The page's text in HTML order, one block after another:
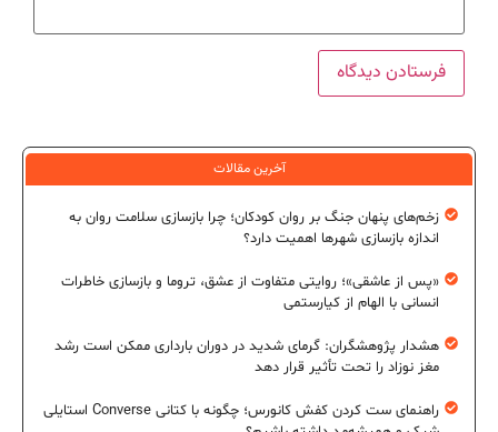
آخرین مقالات
زخم‌های پنهان جنگ بر روان کودکان؛ چرا بازسازی سلامت روان به
اندازه بازسازی شهرها اهمیت دارد؟
«پس از عاشقی»؛ روایتی متفاوت از عشق، تروما و بازسازی خاطرات
انسانی با الهام از کیارستمی
هشدار پژوهشگران: گرمای شدید در دوران بارداری ممکن است رشد
مغز نوزاد را تحت تأثیر قرار دهد
راهنمای ست کردن کفش کانورس؛ چگونه با کتانی Converse استایلی